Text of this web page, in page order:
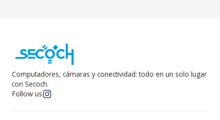
Computadores, cámaras y conectividad: todo en un solo lugar
con Secoch.
Follow us